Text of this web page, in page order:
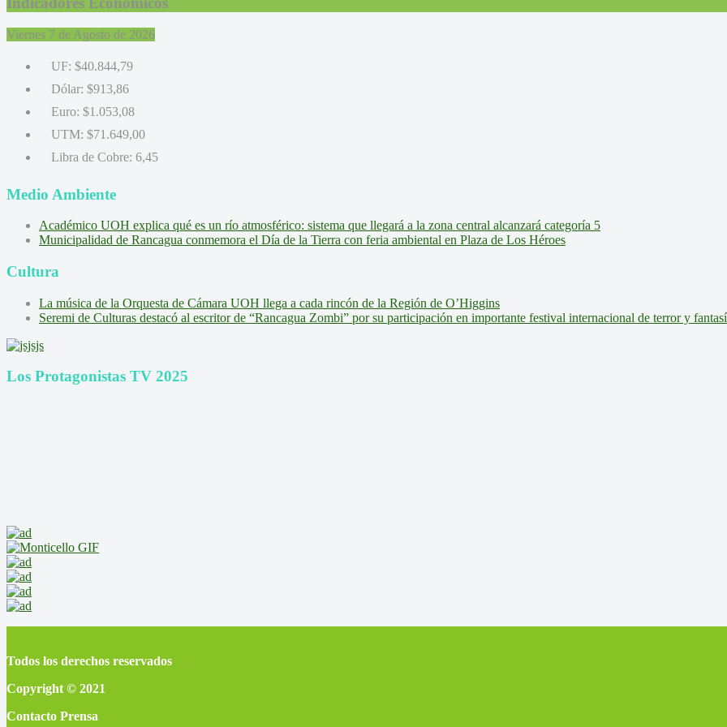
Viernes 7 de Agosto de 2026
UF: $40.844,79
Dólar: $913,86
Euro: $1.053,08
UTM: $71.649,00
Libra de Cobre: 6,45
Medio Ambiente
Académico UOH explica qué es un río atmosférico: sistema que llegará a la zona central alcanzará categoría 5
Municipalidad de Rancagua conmemora el Día de la Tierra con feria ambiental en Plaza de Los Héroes
Cultura
La música de la Orquesta de Cámara UOH llega a cada rincón de la Región de O’Higgins
Seremi de Culturas destacó al escritor de “Rancagua Zombi” por su participación en importante festival internacional de terror y
Los Protagonistas TV 2025
Todos los derechos reservados
Copyright © 2021
Contacto Prensa